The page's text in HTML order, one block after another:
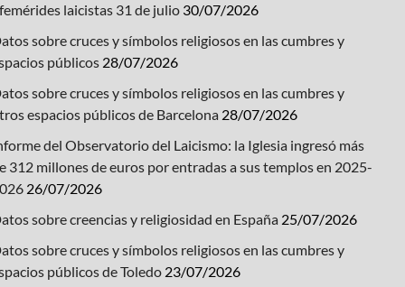
laicistas 31 de julio 30/07/2026
sobre cruces y símbolos religiosos en las cumbres y
públicos 28/07/2026
sobre cruces y símbolos religiosos en las cumbres y
espacios públicos de Barcelona 28/07/2026
del Observatorio del Laicismo: la Iglesia ingresó más
312 millones de euros por entradas a sus templos en 2025-
26/07/2026
sobre creencias y religiosidad en España 25/07/2026
sobre cruces y símbolos religiosos en las cumbres y
públicos de Toledo 23/07/2026